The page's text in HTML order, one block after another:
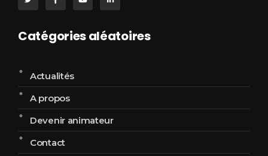
Catégories aléatoires
Actualités
A propos
Devenir animateur
Contact